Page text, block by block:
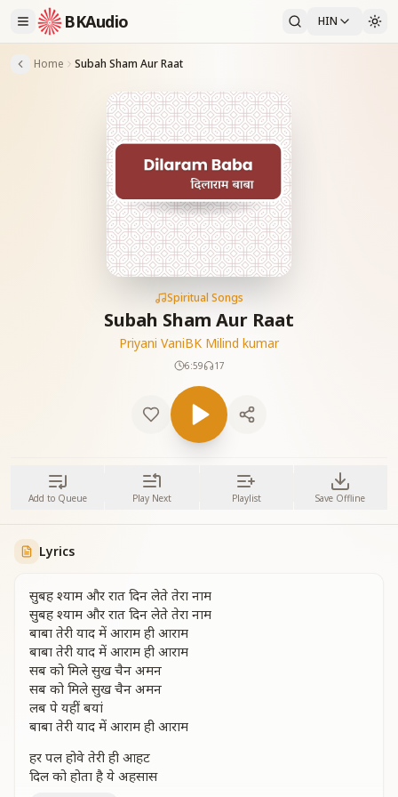
BKAudio HIN
Home Subah Sham Aur Raat
Spiritual Songs
Subah Sham Aur Raat
Priyani VaniBK Milind kumar
6:59 17
Add to Queue Play Next Playlist Save Offline
Lyrics
सुबह श्याम और रात दिन लेते तेरा नाम
सुबह श्याम और रात दिन लेते तेरा नाम
बाबा तेरी याद में आराम ही आराम
बाबा तेरी याद में आराम ही आराम
सब को मिले सुख चैन अमन
सब को मिले सुख चैन अमन
लब पे यहीं बयां
बाबा तेरी याद में आराम ही आराम
हर पल होवे तेरी ही आहट
दिल को होता है ये अहसास